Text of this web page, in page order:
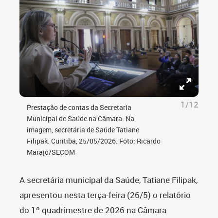
Prestação de contas da Secretaria
Municipal de Saúde na Câmara. Na
imagem, secretária de Saúde Tatiane
Filipak. Curitiba, 25/05/2026. Foto: Ricardo
Marajó/SECOM
1/12
A secretária municipal da Saúde, Tatiane Filipak,
apresentou nesta terça-feira (26/5) o relatório
do 1º quadrimestre de 2026 na Câmara